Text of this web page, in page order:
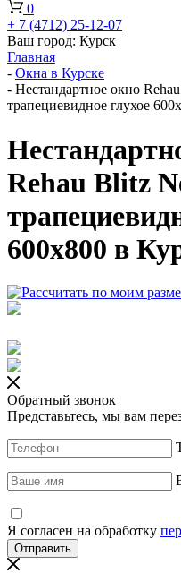
0
+ 7 (4712) 25-12-07
Ваш город: Курск
Главная
- Окна в Курске
- Нестандартное окно
трапециевидное глухое
Rehau Blitz
600x800 в
Обратный звонок
Представьтесь, мы вам
Я согласен на обработку